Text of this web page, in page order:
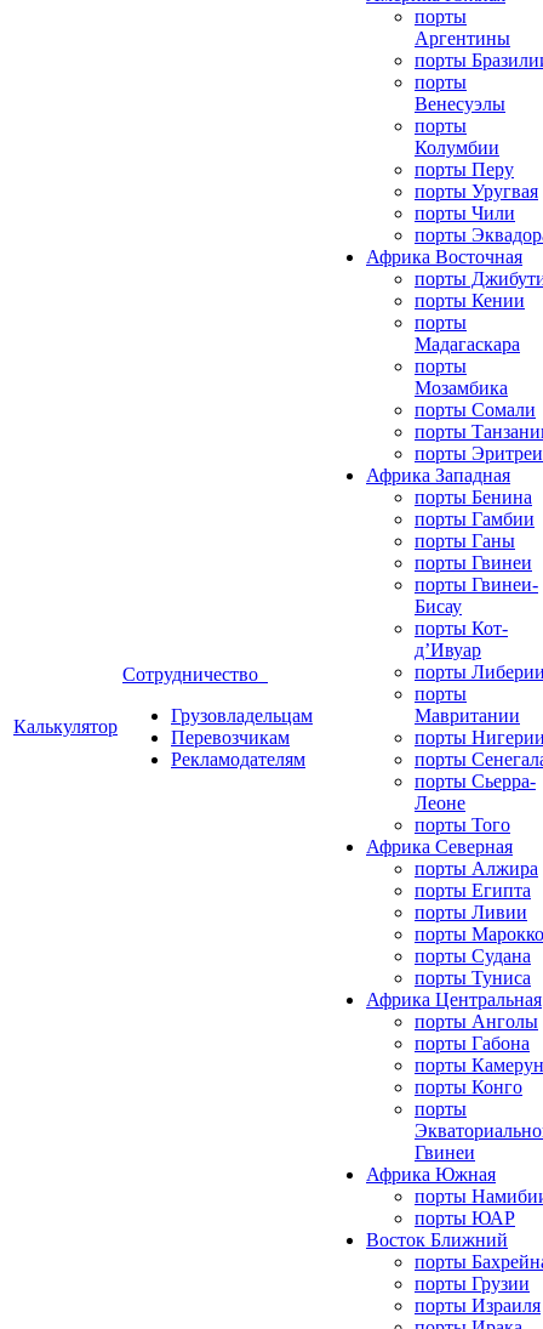
Калькулятор
Сотрудничество
Грузовладельцам
Перевозчикам
Рекламодателям
порты
Аргентины
порты
порты
Венесуэлы
порты
Колумбии
порты Перу
порты Уругвая
порты Чили
порты
Африка Восточная
порты
порты Кении
порты
Мадагаскара
порты
Мозамбика
порты Сомали
порты
порты Эритреи
Африка Западная
порты Бенина
порты Гамбии
порты Ганы
порты Гвинеи
порты Гвинеи-
Бисау
порты Кот-
д’Ивуар
порты
порты
Мавритании
порты
порты
порты Сьерра-
Леоне
порты Того
Африка Северная
порты Алжира
порты Египта
порты Ливии
порты Марокко
порты Судана
порты Туниса
Африка Центральная
порты Анголы
порты Габона
порты
порты Конго
порты
Гвинеи
Африка Южная
порты
порты ЮАР
Восток Ближний
порты
порты Грузии
порты Израиля